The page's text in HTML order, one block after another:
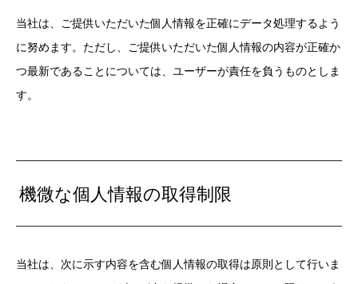
当社は、ご提供いただいた個人情報を正確にデータ処理するよう
に努めます。ただし、ご提供いただいた個人情報の内容が正確か
つ最新であることについては、ユーザーが責任を負うものとしま
す。
機微な個人情報の取得制限
当社は、次に示す内容を含む個人情報の取得は原則として行いま